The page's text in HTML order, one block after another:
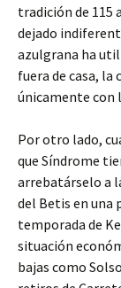
tradición de 115
dejado
azulgrana ha
fuera de casa, la
únicamente con
Por otro lado,
que Síndrome
arrebatárselo a
del Betis en una
temporada de
situación
bajas como